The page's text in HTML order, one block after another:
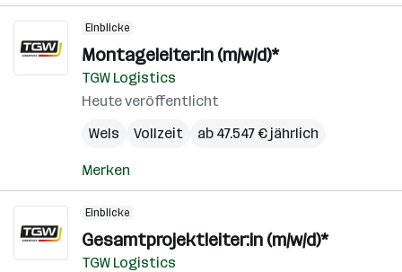
Einblicke
Montageleiter:in (m/w/d)*
TGW Logistics
Heute veröffentlicht
Wels
Vollzeit ab 47.547 € jährlich
Merken
Einblicke
Gesamtprojektleiter:in (m/w/d)*
TGW Logistics